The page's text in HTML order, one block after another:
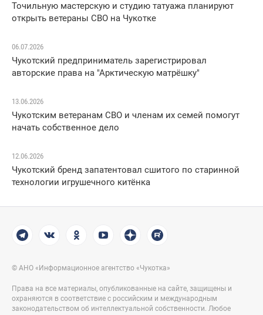
Точильную мастерскую и студию татуажа планируют
открыть ветераны СВО на Чукотке
06.07.2026
Чукотский предприниматель зарегистрировал
авторские права на "Арктическую матрёшку"
13.06.2026
Чукотским ветеранам СВО и членам их семей помогут
начать собственное дело
12.06.2026
Чукотский бренд запатентовал сшитого по старинной
технологии игрушечного китёнка
© АНО «Информационное агентство «Чукотка»
Права на все материалы, опубликованные на сайте, защищены и
охраняются в соответствие с российским и международным
законодательством об интеллектуальной собственности. Любое